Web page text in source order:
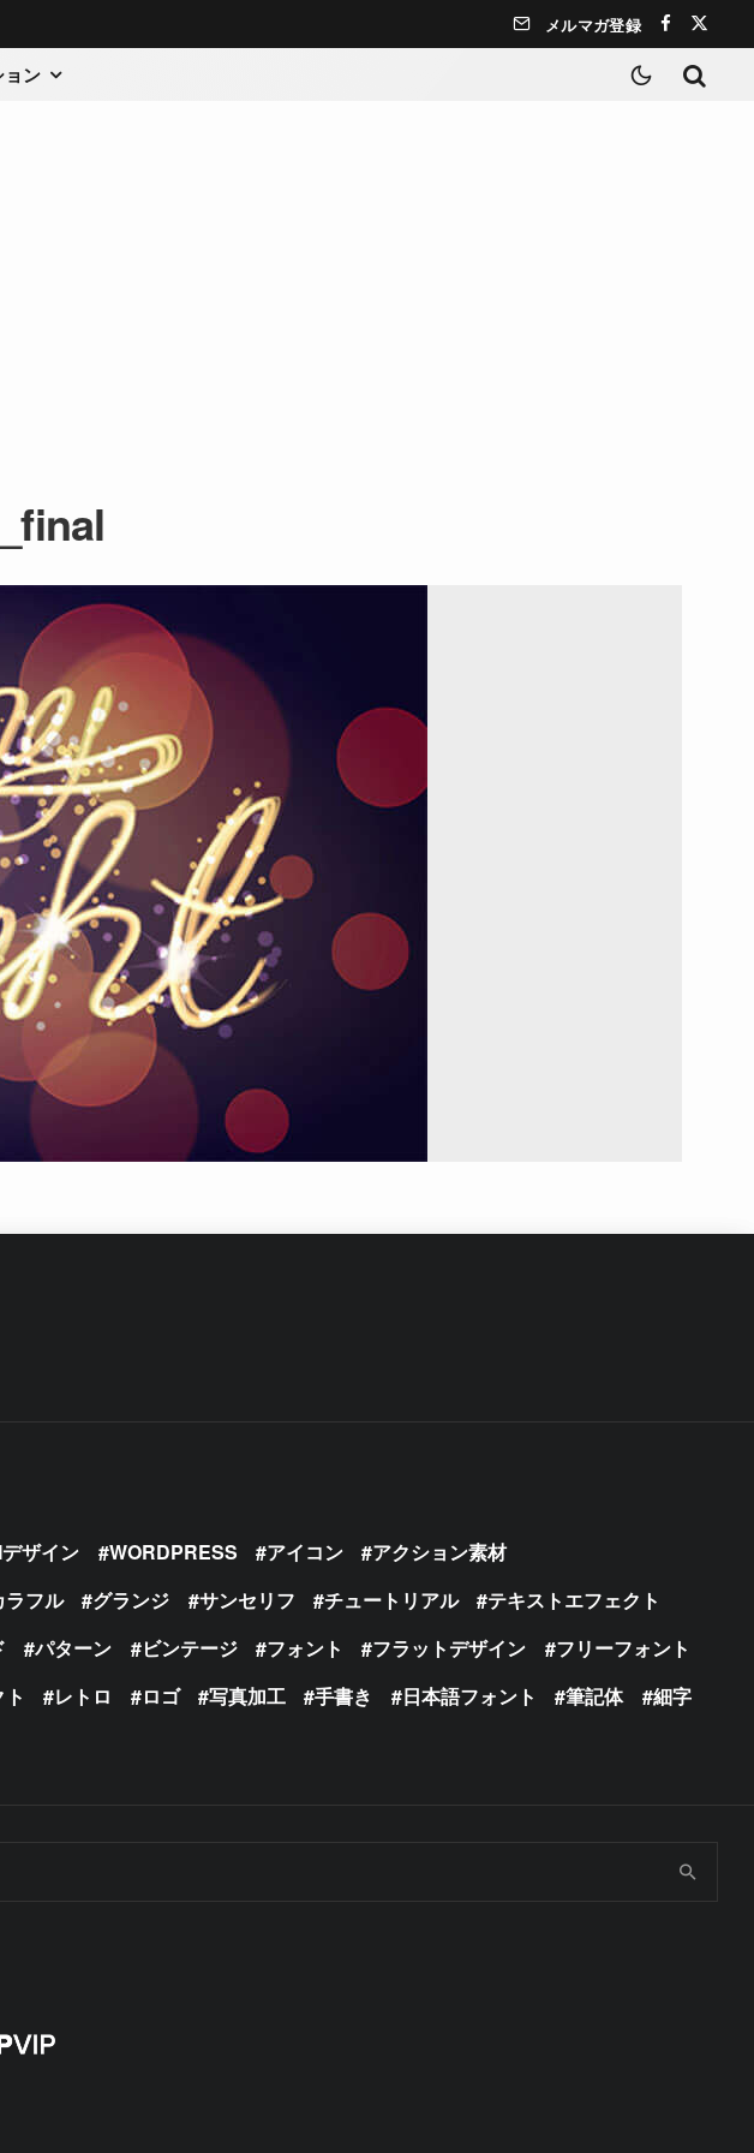
メルマガ登録
ョン
ザイン WORDPRESS アイコン
アクション素材
ラフル グランジ サンセリフ チュートリアル
テキストエフェクト
パターン ビンテージ フォント フラットデザイン
フリーフォント
レトロ ロゴ 写真加工 手書き 日本語フォント 筆記体
細字